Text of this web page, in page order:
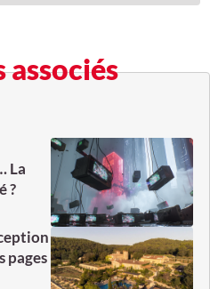
La
?
pages